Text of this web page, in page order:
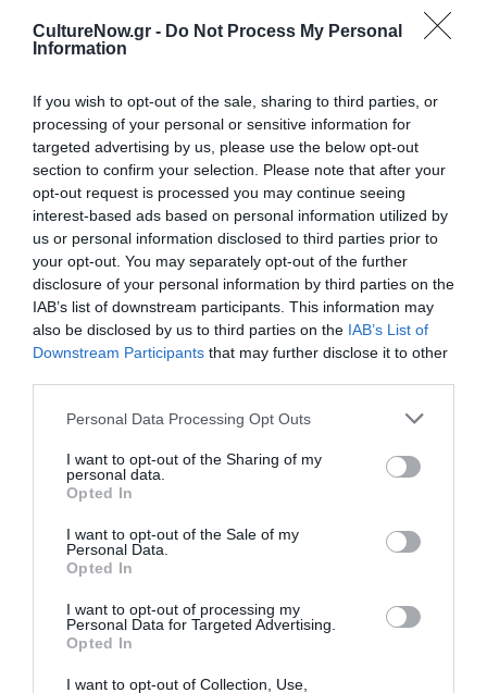
CultureNow.gr - Do Not Process My Personal
Information
If you wish to opt-out of the sale, sharing to third parties, or
processing of your personal or sensitive information for
targeted advertising by us, please use the below opt-out
section to confirm your selection. Please note that after your
opt-out request is processed you may continue seeing
interest-based ads based on personal information utilized by
us or personal information disclosed to third parties prior to
your opt-out. You may separately opt-out of the further
disclosure of your personal information by third parties on the
IAB’s list of downstream participants. This information may
also be disclosed by us to third parties on the IAB’s List of
Downstream Participants that may further disclose it to other
Personal Data Processing Opt Outs
I want to opt-out of the Sharing of my
personal data.
Opted In
I want to opt-out of the Sale of my
Personal Data.
Opted In
I want to opt-out of processing my
Personal Data for Targeted Advertising.
Opted In
I want to opt-out of Collection, Use,
Πληροφορίες / Κρατήσεις:
athens-technopolis.gr
Ακολουθήστε το Culturenow.gr στοGoogle News
μάθετε πρώτοι όλες τις ειδήσεις
Δείτε όλα τατελευταία νέαγια την Τέχνη και τον
Πολιτισμό στοCulturenow.gr
Νέοι Διαγωνισμοί ❯
Tags
ΚΩΝΣΤΑΝΤΙΝΟΣ ΒΗΤΑ
ΣΥΝΑΥΛΙΕΣ 2025
Newsletter
Κάθε βδομάδα στο e-mail σας τα τελευταία νέα για
την Τέχνη και τον Πολιτισμό!